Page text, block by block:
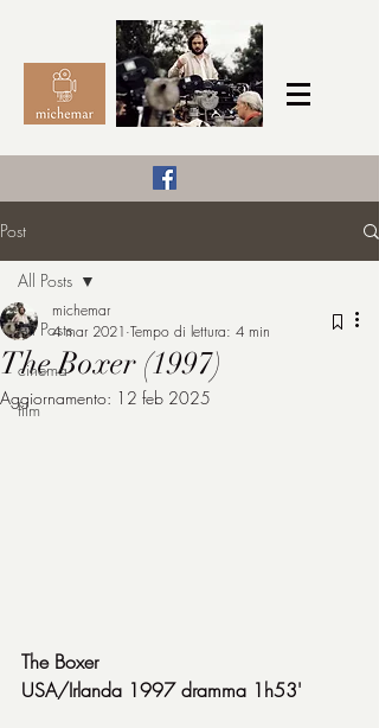
michemar
Post
All Posts
cinema
film
All Posts
The Boxer (1997)
michemar
4 mar 2021 Tempo di lettura: 4 min
Aggiornamento: 12 feb 2025
The Boxer
USA/Irlanda 1997 dramma 1h53'